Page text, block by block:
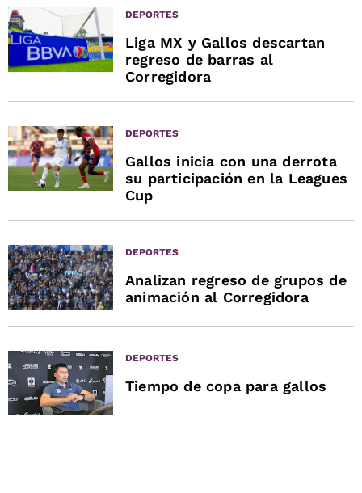
DEPORTES
Liga MX y Gallos descartan
regreso de barras al
Corregidora
DEPORTES
Gallos inicia con una derrota
su participación en la Leagues
Cup
DEPORTES
Analizan regreso de grupos de
animación al Corregidora
DEPORTES
Tiempo de copa para gallos